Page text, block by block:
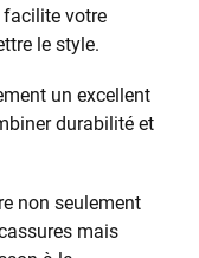
facilite votre
le style.
un excellent
durabilité et
non seulement
mais